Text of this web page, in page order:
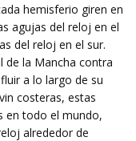
hemisferio giren en
agujas del reloj en el
del reloj en el sur.
de la Mancha contra
a lo largo de su
costeras, estas
en todo el mundo,
alrededor de